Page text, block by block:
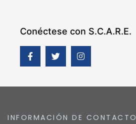
Conéctese con S.C.A.R.E.
INFORMACIÓN DE CONTACTO